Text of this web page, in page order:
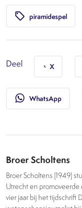
local_offer piramidespel
Deel X
whatsapp WhatsApp
Broer Scholtens
Broer Scholtens (1949)
Utrecht en promoveerde
vier jaar bij het tijdschrift